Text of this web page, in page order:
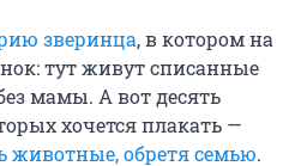
зверинца, в котором на
тут живут списанные
мамы. А вот десять
хочется плакать —
животные, обретя семью.